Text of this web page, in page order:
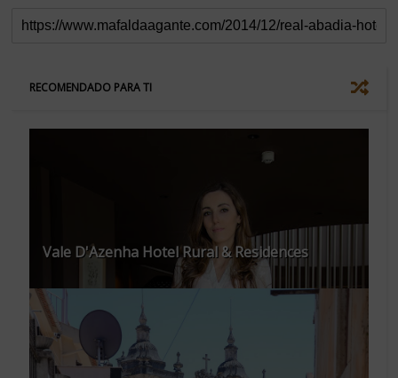
RECOMENDADO PARA TI
Vale D'Azenha Hotel Rural & Residences